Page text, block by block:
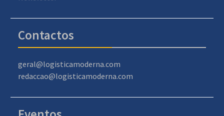
Contactos
geral@logisticamoderna.com
redaccao@logisticamoderna.com